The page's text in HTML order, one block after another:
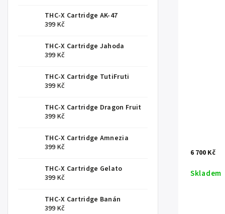
THC-X Cartridge AK-47
399 Kč
THC-X Cartridge Jahoda
399 Kč
THC-X Cartridge TutiFruti
399 Kč
THC-X Cartridge Dragon Fruit
399 Kč
THC-X Cartridge Amnezia
399 Kč
THC-X Cartridge Gelato
399 Kč
THC-X Cartridge Banán
399 Kč
6 700 Kč
Skladem